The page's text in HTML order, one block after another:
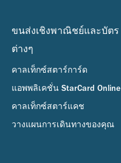
ขนส่งเชิงพาณิชย์และบัตร
ต่างๆ
คาลเท็กซ์สตาร์การ์ด
แอพพลิเคชั่น StarCard Online
คาลเท็กซ์สตาร์แคช
วางแผนการเดินทางของคุณ